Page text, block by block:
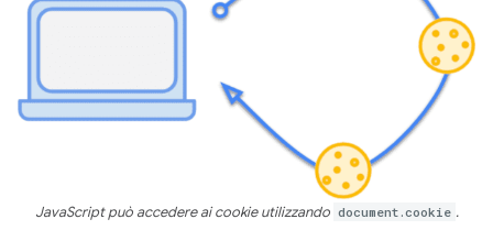
JavaScript può accedere ai cookie utilizzando document.cookie .